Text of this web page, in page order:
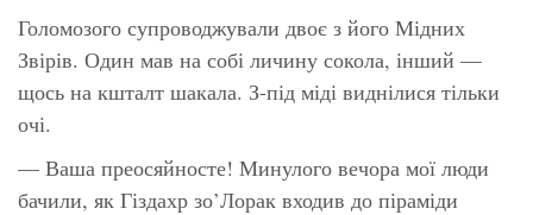
Голомозого супроводжували двоє з його Мідних
Звірів. Один мав на собі личину сокола, інший —
щось на кшталт шакала. З-під міді виднілися тільки
очі.
— Ваша преосяйносте! Минулого вечора мої люди
бачили, як Гіздахр зо’Лорак входив до піраміди